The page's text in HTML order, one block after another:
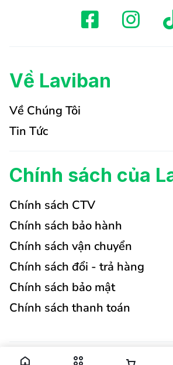
Về Laviban
Về Chúng Tôi
Tin Tức
Chính sách của
Chính sách CTV
Chính sách bảo hành
Chính sách vận chuyển
Chính sách đổi - trả hàng
Chính sách bảo mật
Chính sách thanh toán